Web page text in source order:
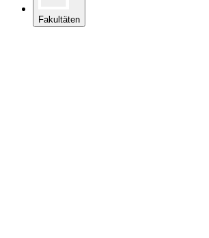
Fakultäten